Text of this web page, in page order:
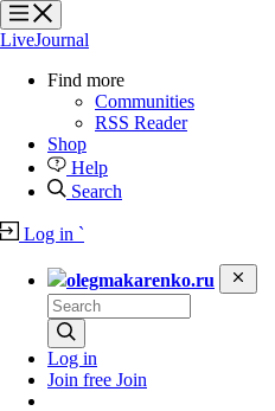
?
?
?
?
LiveJournal
Find more
Communities
RSS Reader
Shop
Help
Search
Log in `
olegmakarenko.ru
Log in
Join free Join